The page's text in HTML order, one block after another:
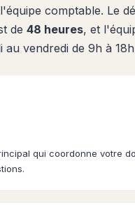
comptable. Le
de 48 heures, et
au vendredi de 9h à
qui coordonne votre